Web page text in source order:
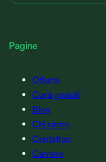
Pagine
Offerta
Corsi gratuiti
Blog
Chi siamo
Contattaci
Carriere